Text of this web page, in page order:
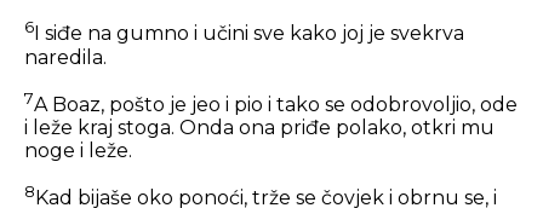
6 I siđe na gumno i učini sve kako joj je svekrva
naredila.
7A Boaz, pošto je jeo i pio i tako se odobrovoljio, ode
i leže kraj stoga. Onda ona priđe polako, otkri mu
noge i leže.
8 Kad bijaše oko ponoći, trže se čovjek i obrnu se, i